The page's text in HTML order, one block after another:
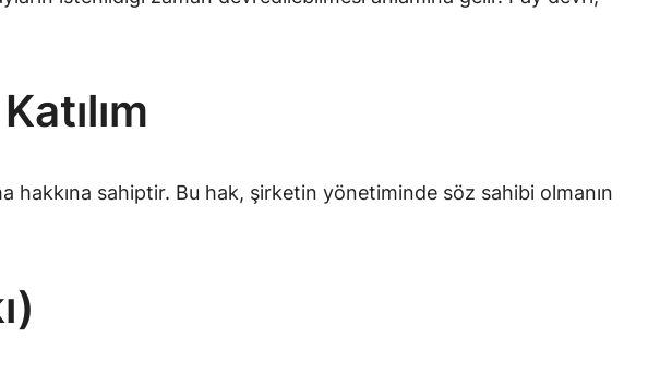
hakkına sahiptir. Bu hak, şirketin yönetiminde söz sahibi olmanın